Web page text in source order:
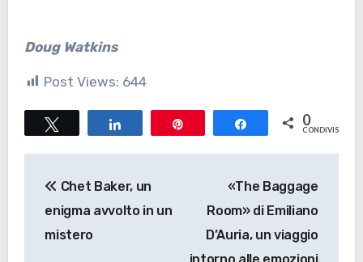
Doug Watkins
Post Views: 644
Share 0
CONDIVISIONI
articoli
Chet Baker, un
enigma avvolto in un
mistero
«The Baggage
Room» di Emiliano
D’Auria, un viaggio